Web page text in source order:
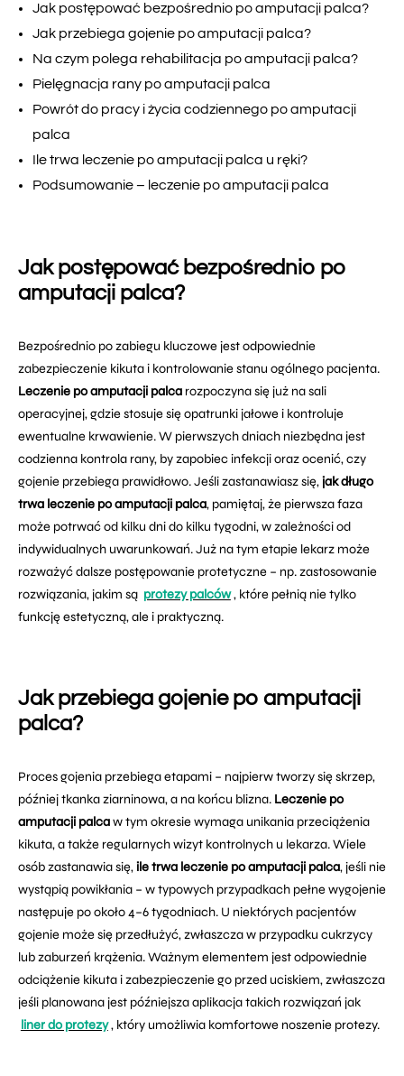
Jak postępować bezpośrednio po amputacji palca?
Jak przebiega gojenie po amputacji palca?
Na czym polega rehabilitacja po amputacji palca?
Pielęgnacja rany po amputacji palca
Powrót do pracy i życia codziennego po amputacji
palca
Ile trwa leczenie po amputacji palca u ręki?
Podsumowanie – leczenie po amputacji palca
Jak postępować bezpośrednio po
amputacji palca?
Bezpośrednio po zabiegu kluczowe jest odpowiednie
zabezpieczenie kikuta i kontrolowanie stanu ogólnego pacjenta.
Leczenie po amputacji palca rozpoczyna się już na sali
operacyjnej, gdzie stosuje się opatrunki jałowe i kontroluje
ewentualne krwawienie. W pierwszych dniach niezbędna jest
codzienna kontrola rany, by zapobiec infekcji oraz ocenić, czy
gojenie przebiega prawidłowo. Jeśli zastanawiasz się,jak długo
trwa leczenie po amputacji palca, pamiętaj, że pierwsza faza
może potrwać od kilku dni do kilku tygodni, w zależności od
indywidualnych uwarunkowań. Już na tym etapie lekarz może
rozważyć dalsze postępowanie protetyczne – np. zastosowanie
rozwiązania, jakim są protezy palców, które pełnią nie tylko
funkcję estetyczną, ale i praktyczną.
Jak przebiega gojenie po amputacji
palca?
Proces gojenia przebiega etapami – najpierw tworzy się skrzep,
później tkanka ziarninowa, a na końcu blizna. Leczenie po
amputacji palcaw tym okresie wymaga unikania przeciążenia
kikuta, a także regularnych wizyt kontrolnych u lekarza. Wiele
osób zastanawia się,ile trwa leczenie po amputacji palca, jeśli nie
wystąpią powikłania – w typowych przypadkach pełne wygojenie
następuje po około 4–6 tygodniach. U niektórych pacjentów
gojenie może się przedłużyć, zwłaszcza w przypadku cukrzycy
lub zaburzeń krążenia. Ważnym elementem jest odpowiednie
odciążenie kikuta i zabezpieczenie go przed uciskiem, zwłaszcza
jeśli planowana jest późniejsza aplikacja takich rozwiązań jak
liner do protezy, który umożliwia komfortowe noszenie protezy.